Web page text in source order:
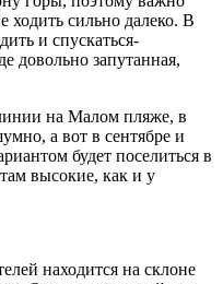
ходить сильно далеко. В
и спускаться-
довольно запутанная,
на Малом пляже, в
а вот в сентябре и
будет поселиться в
высокие, как и у
находится на склоне